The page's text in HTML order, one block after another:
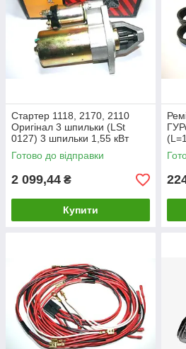
Стартер 1118, 2170, 2110
Оригінал 3 шпильки (LSt
0127) 3 шпильки 1,55 кВт
Калина, Пріора, 2111, 2171
Готово до відправки
2 099,44 ₴
Купити